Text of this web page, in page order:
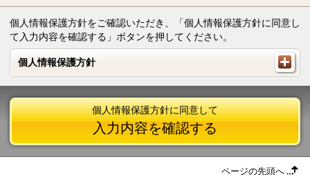
個人情報保護方針をご確認いただき、「個人情報保護方針に同意し
て入力内容を確認する」ボタンを押してください。
個人情報保護方針
個人情報保護方針
個人情報保護方針に同意して
入力内容を確認する
ページの先頭へ